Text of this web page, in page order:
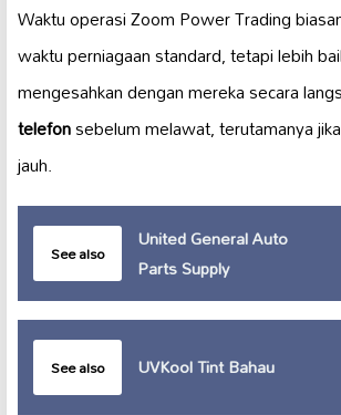
Waktu operasi Zoom Power Trading
waktu perniagaan standard, tetapi lebih
mengesahkan dengan mereka secara
telefonsebelum melawat, terutamanya
jauh.
See also
United General Auto
Parts Supply
See also UVKool Tint Bahau